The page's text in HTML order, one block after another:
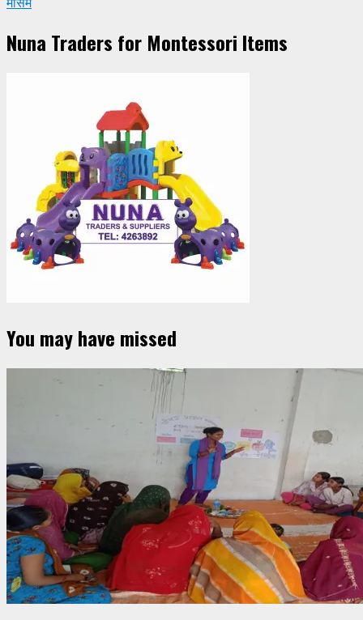
Nuna Traders for Montessori Items
You may have missed